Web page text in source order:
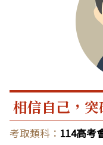
相信自己，
114高考